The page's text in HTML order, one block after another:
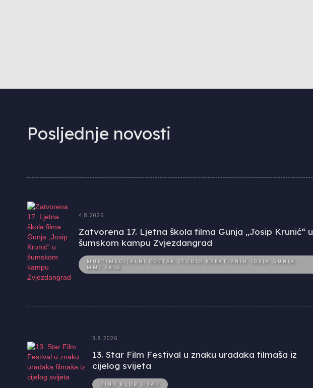
Posljednje novosti
4.8.2026
Zatvorena 17. Ljetna škola filma Gunja „Josip Krunić“ u
šumskom kampu Zvjezdangrad
MULTIMEDIJALNI CENTAR STUDIO KREATIVNIH IDEJA GUNJA -
MMC SKIG
3.8.2026
13. Star Film Festival u znaku uradaka filmaša iz
cijelog svijeta
KINO KLUB SISAK